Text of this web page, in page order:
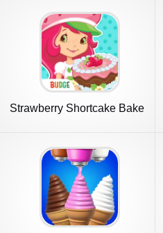
Strawberry Shortcake Bake